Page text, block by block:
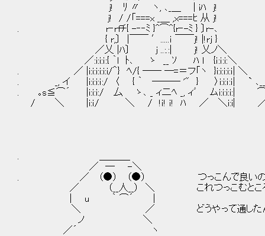
j! ﾘ 〃 ヽ, ､_＿ | iﾊ j!
j! / /「===x _＿ ,x===ﾋ 从 j! 夏は暑い
. r‐rfﾁ{ -‐‐ﾐ }^⌒^{r‐-ﾐ } 〕r-､
{ r,〕 |￣￣ ′.....ｉ ￣￣j! |!rj } 電気も
／乂 |ﾊ〕 j ..:.:| j! 乂ノ＼ 何もおかし
／:i:i:ｉ:{ ｀l ﾄ､ ゝ __ ｿ ﾊ l {ｉ:ｉ:i:＼
. ／ |i:i:i:i:i:i/＾} ﾍ/{ ── ─=＝フ「ヽ }i:i:i:i:ｉ| ＼
. _, イ |i:i:i:ｉ:/ 〈 { ｀ ─── '" } 〉i:i:ｉ:ｉ| ` ､__
. ｡s≦⌒´ |i:i:i:/ 厶 ゝ､ _ ィ二ﾍ _, ィﾞ ムi:i:i:i:|
/ ＼ |i:ｉ/ ＼ / !ｉ! ｉ! ﾊ ／ ＼i:i|
／ ― -＼
. ／ （●） （●） つっこんで良いの
／ （__人__） ＼ これつっこむところで
| u ｀ ⌒´ |
＼ ／ どうやって通したんだ
ノ ＼
／´ ヽ